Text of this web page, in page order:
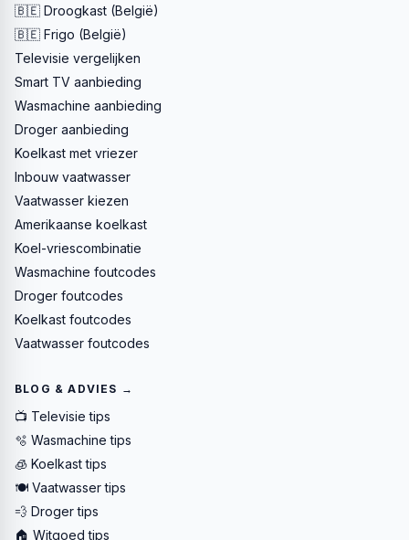
🇧🇪 Droogkast (België)
🇧🇪 Frigo (België)
Televisie vergelijken
Smart TV aanbieding
Wasmachine aanbieding
Droger aanbieding
Koelkast met vriezer
Inbouw vaatwasser
Vaatwasser kiezen
Amerikaanse koelkast
Koel-vriescombinatie
Wasmachine foutcodes
Droger foutcodes
Koelkast foutcodes
Vaatwasser foutcodes
BLOG & ADVIES →
📺 Televisie tips
🫧 Wasmachine tips
🧊 Koelkast tips
🍽️ Vaatwasser tips
💨 Droger tips
🏠 Witgoed tips